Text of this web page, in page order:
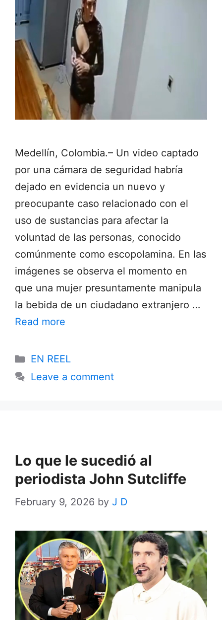
Medellín, Colombia.– Un video captado
por una cámara de seguridad habría
dejado en evidencia un nuevo y
preocupante caso relacionado con el
uso de sustancias para afectar la
voluntad de las personas, conocido
comúnmente como escopolamina. En las
imágenes se observa el momento en
que una mujer presuntamente manipula
la bebida de un ciudadano extranjero …
Read more
Categories
EN REEL
Leave a comment
Lo que le sucedió al
periodista John Sutcliffe
February 9, 2026 by J D